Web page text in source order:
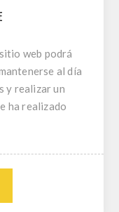
web podrá
al día
y realizar un
ha realizado